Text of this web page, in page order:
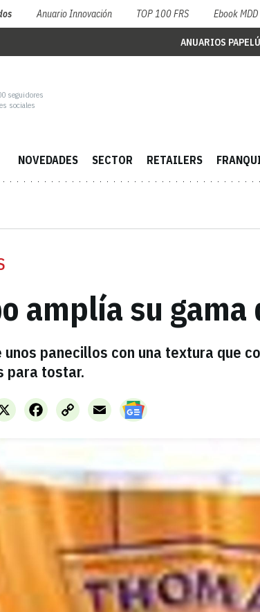
Anuario Innovación TOP 100 FRS Ebook MDD
ANUARIOS PAPEL
seguidores
sociales
NOVEDADES SECTOR RETAILERS
amplía su gama
unos panecillos con una textura que
para tostar.
X FacebookCopy
Link
Email